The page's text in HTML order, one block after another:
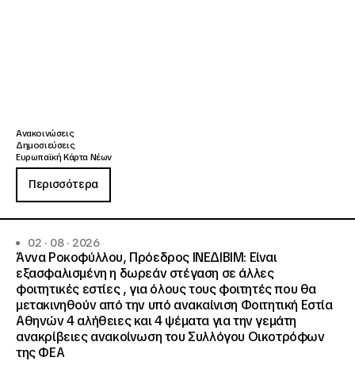
Ανακοινώσεις
Δημοσιεύσεις
Ευρωπαϊκή Κάρτα Νέων
Περισσότερα
02 · 08 · 2026
Άννα Ροκοφύλλου, Πρόεδρος ΙΝΕΔΙΒΙΜ: Είναι
εξασφαλισμένη η δωρεάν στέγαση σε άλλες
φοιτητικές εστίες , για όλους τους φοιτητές που θα
μετακινηθούν από την υπό ανακαίνιση Φοιτητική Εστία
Αθηνών 4 αλήθειες και 4 ψέματα για την γεμάτη
ανακρίβειες ανακοίνωση του Συλλόγου Οικοτρόφων
της ΦΕΑ